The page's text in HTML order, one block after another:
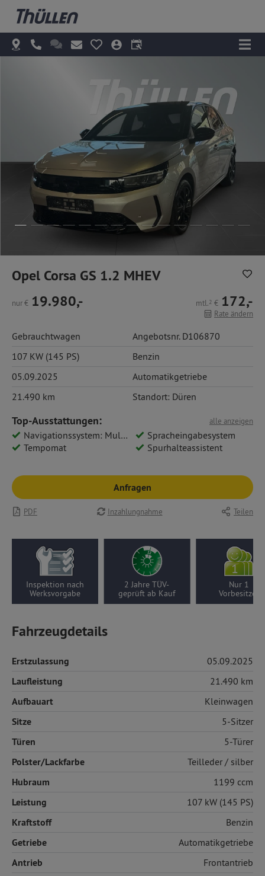
Opel Corsa GS 1.2 MHEV
nur€ 19.980,- mtl.2 € 172,-
Rate ändern
Gebrauchtwagen
Angebotsnr. D106870
107 KW (145 PS)
Benzin
05.09.2025
Automatikgetriebe
21.490 km
Standort: Düren
alle anzeigen
Top-Ausstattungen:
Navigationssystem: Multimedia Navi Pro 10
Spracheingabesystem
Tempomat
Spurhalteassistent
Anfragen
PDF Inzahlungnahme Teilen
Inspektion nach
Werksvorgabe
2 Jahre TÜV-
geprüft ab Kauf
Vorbesitzer
Fahrzeugdetails
Erstzulassung 05.09.2025
Laufleistung 21.490 km
Aufbauart Kleinwagen
Sitze 5-Sitzer
Türen 5-Türer
Polster/Lackfarbe Teilleder / silber
Hubraum 1199 ccm
Leistung 107 kW (145 PS)
Kraftstoff Benzin
Getriebe Automatikgetriebe
Antrieb Frontantrieb